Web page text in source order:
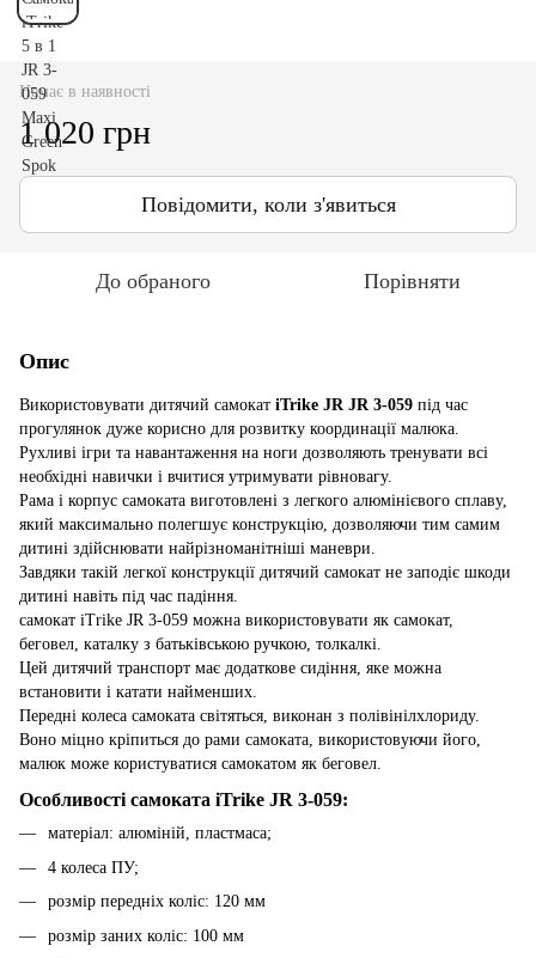
Немає в наявності
1 020 грн
Повідомити, коли з'явиться
До обраного Порівняти
Опис
Використовувати дитячий самокат iTrike JR JR 3-059 під час
прогулянок дуже корисно для розвитку координації малюка.
Рухливі ігри та навантаження на ноги дозволяють тренувати всі
необхідні навички і вчитися утримувати рівновагу.
Рама і корпус самоката виготовлені з легкого алюмінієвого сплаву,
який максимально полегшує конструкцію, дозволяючи тим самим
дитині здійснювати найрізноманітніші маневри.
Завдяки такій легкої конструкції дитячий самокат не заподіє шкоди
дитині навіть під час падіння.
самокат iTrike JR 3-059 можна використовувати як самокат,
беговел, каталку з батьківською ручкою, толкалкі.
Цей дитячий транспорт має додаткове сидіння, яке можна
встановити і катати найменших.
Передні колеса самоката світяться, виконан з полівінілхлориду.
Воно міцно кріпиться до рами самоката, використовуючи його,
малюк може користуватися самокатом як беговел.
Особливості самоката iTrike JR 3-059:
матеріал: алюміній, пластмаса;
4 колеса ПУ;
розмір передніх коліс: 120 мм
розмір заних коліс: 100 мм